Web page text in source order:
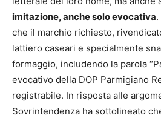
imitazione, anche solo evocativa
che il marchio richiesto,
lattiero caseari e specialmente
formaggio, includendo la parola
evocativo della DOP Parmigiano
registrabile. In risposta alle
Sovrintendenza ha sottolineato